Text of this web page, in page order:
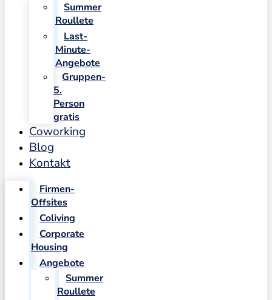
Summer
Roullete
Last-
Minute-
Angebote
Gruppen-
5.
Person
gratis
Coworking
Blog
Kontakt
Firmen-
Offsites
Coliving
Corporate
Housing
Angebote
Summer
Roullete